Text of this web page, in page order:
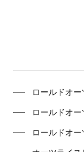
ロールドオ
ロールドオ
ロールドオ